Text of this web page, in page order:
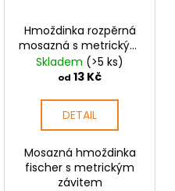
Hmoždinka rozpěrná
mosazná s metrickým
závitem MS
Skladem (>5 ks)
od 13 Kč
DETAIL
Mosazná hmoždinka
fischer s metrickým
závitem